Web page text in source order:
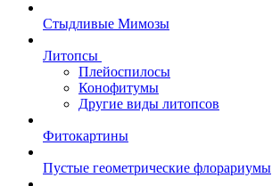
Стыдливые Мимозы
Литопсы
Плейоспилосы
Конофитумы
Другие виды литопсов
Фитокартины
Пустые геометрические флорариумы